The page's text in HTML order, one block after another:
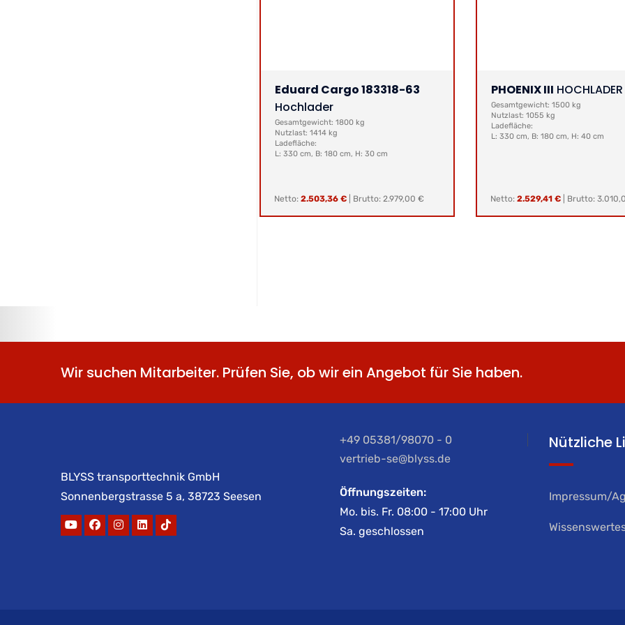
Eduard Cargo 183318-63
Hochlader
Gesamtgewicht: 1800 kg
Nutzlast: 1414 kg
Ladefläche:
L: 330 cm, B: 180 cm, H: 30 cm
Netto: 2.503,36 € Brutto: 2.979,00 €
PHOENIX III HOCHLADER
Gesamtgewicht: 1500 kg
Nutzlast: 1055 kg
Ladefläche:
L: 330 cm, B: 180 cm, H: 40 cm
Netto: 2.529,41 €| Brutto:
Wir suchen Mitarbeiter. Prüfen Sie, ob wir ein Angebot für Sie haben.
BLYSS transporttechnik GmbH
Sonnenbergstrasse 5 a, 38723 Seesen
+49 05381/98070 - 0
vertrieb-se@blyss.de
Öffnungszeiten:
Mo. bis. Fr. 08:00 - 17:00 Uhr
Sa. geschlossen
Nützliche
Impressum/